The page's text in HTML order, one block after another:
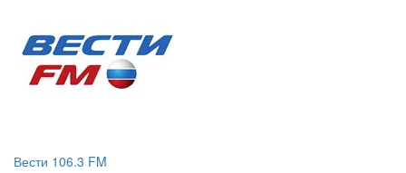
Вести 106.3 FM